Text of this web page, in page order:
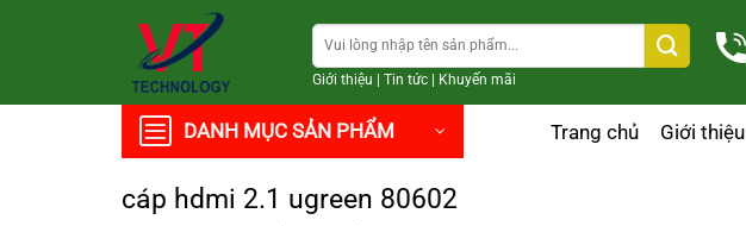
Tìm
kiếm:
Giới thiệu Tin tức| Khuyến mãi
DANH MỤC SẢN PHẨM Trang chủ Giới thiệu
cáp hdmi 2.1 ugreen 80602